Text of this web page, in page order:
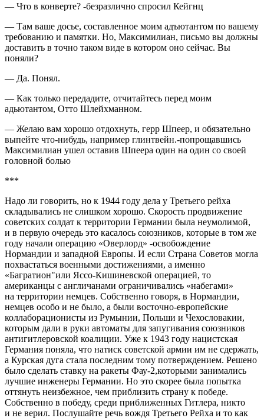
— Что в конверте? -безразлично спросил Кейгнц
— Там ваше досье, составленное моим адъютантом по вашему
требованию и памятки. Но, Максимилиан, письмо вы должны
доставить в точно таком виде в котором оно сейчас. Вы
поняли?
— Да. Понял.
— Как только передадите, отчитайтесь перед моим
адьютантом, Отто Шлейхманном.
— Желаю вам хорошо отдохнуть, герр Шпеер, и обязательно
выпейте что-нибудь, например глинтвейн.-попрощавшись
Максимилиан ушел оставив Шпеера один на один со своей
головной болью
***
Надо ли говорить, но к 1944 году дела у Третьего рейха
складывались не слишком хорошо. Скорость продвижение
советских солдат к территории Германии была неумолимой,
и в первую очередь это касалось союзников, которые в том же
году начали операцию «Оверлорд» -освобождение
Нормандии и западной Европы. И если Страна Советов могла
похвастаться военными достижениями, а именно
«Багратион"или Яссо-Кишиневской операцией, то
американцы с англичанами ограничивались «набегами»
на территории немцев. Собственно говоря, в Нормандии,
немцев особо и не было, а были восточно-европейские
коллаборационисты из Румынии, Польши и Чехословакии,
которым дали в руки автоматы для запугивания союзников
антигитлеровской коалиции. Уже к 1943 году нацистская
Германия поняла, что натиск советской армии им не сдержать,
а Курская дуга стала последним тому потверждением. Решено
было сделать ставку на ракеты Фау-2,которыми занимались
лучшие инженеры Германии. Но это скорее была попытка
оттянуть неизбежное, чем приблизить страну к победе.
Собственно в победу, среди приближенных Гитлера, никто
и не верил. Послушайте речь вождя Третьего Рейха и то как